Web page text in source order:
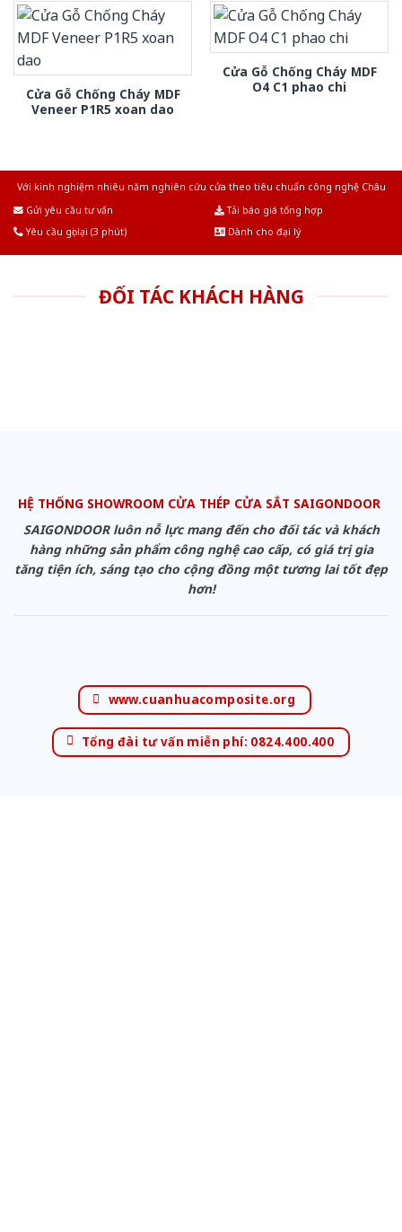
Cửa Gỗ Chống Cháy MDF
Veneer P1R5 xoan dao
Cửa Gỗ Chống Cháy MDF
O4 C1 phao chi
Với kinh nghiệm nhiêu năm nghiên cứu cửa theo tiêu chuẩn công nghệ Châu
Gửi yêu cầu tư vấn
Tải báo giá tổng hợp
Yêu cầu gọi lại (3 phút)
Dành cho đại lý
ĐỐI TÁC KHÁCH HÀNG
HỆ THỐNG SHOWROOM CỬA THÉP CỬA SẮT SAIGONDOOR
SAIGONDOOR luôn nỗ lực mang đến cho đối tác và khách
hàng những sản phẩm công nghệ cao cấp, có giá trị gia
tăng tiện ích, sáng tạo cho cộng đồng một tương lai tốt đẹp
hơn!
www.cuanhuacomposite.org
Tổng đài tư vấn miễn phí: 0824.400.400